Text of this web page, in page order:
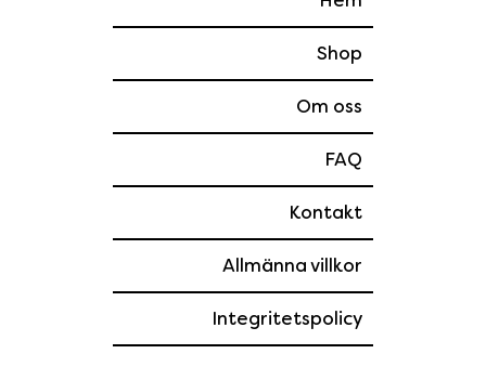
Shop
Om oss
FAQ
Kontakt
Allmänna villkor
Integritetspolicy